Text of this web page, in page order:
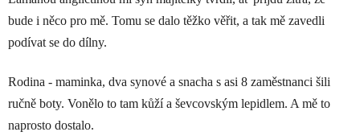
bude i něco pro mě. Tomu se dalo těžko věřit, a tak mě zavedli
podívat se do dílny.
Rodina - maminka, dva synové a snacha s asi 8 zaměstnanci šili
ručně boty. Vonělo to tam kůží a ševcovským lepidlem. A mě to
naprosto dostalo.